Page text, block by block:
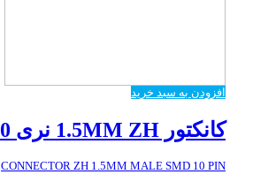
افزودن به سبد خرید
کانکتور 1.5MM ZH نری 10 پین SMD
CONNECTOR ZH 1.5MM MALE SMD 10 PIN